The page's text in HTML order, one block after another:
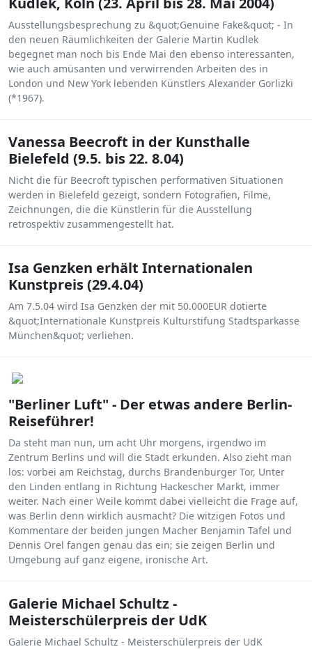
Ausstellungsbesprechung zu &quot;Genuine Fake&quot; - In
den neuen Räumlichkeiten der Galerie Martin Kudlek
begegnet man noch bis Ende Mai den ebenso interessanten,
wie auch amüsanten und verwirrenden Arbeiten des in
London und New York lebenden Künstlers Alexander Gorlizki
(*1967).
Vanessa Beecroft in der Kunsthalle
Bielefeld (9.5. bis 22. 8.04)
Nicht die für Beecroft typischen performativen Situationen
werden in Bielefeld gezeigt, sondern Fotografien, Filme,
Zeichnungen, die die Künstlerin für die Ausstellung
retrospektiv zusammengestellt hat.
Isa Genzken erhält Internationalen
Kunstpreis (29.4.04)
Am 7.5.04 wird Isa Genzken der mit 50.000EUR dotierte
&quot;Internationale Kunstpreis Kulturstifung Stadtsparkasse
München&quot; verliehen.
"Berliner Luft" - Der etwas andere Berlin-
Reiseführer!
Da steht man nun, um acht Uhr morgens, irgendwo im
Zentrum Berlins und will die Stadt erkunden. Also zieht man
los: vorbei am Reichstag, durchs Brandenburger Tor, Unter
den Linden entlang in Richtung Hackescher Markt, immer
weiter. Nach einer Weile kommt dabei vielleicht die Frage auf,
was Berlin denn wirklich ausmacht? Die witzigen Fotos und
Kommentare der beiden jungen Macher Benjamin Tafel und
Dennis Orel fangen genau das ein; sie zeigen Berlin und
Umgebung auf ganz eigene, ironische Art.
Galerie Michael Schultz -
Meisterschülerpreis der UdK
Galerie Michael Schultz - Meisterschülerpreis der UdK